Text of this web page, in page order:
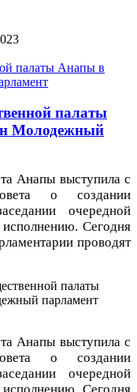
палаты
Молодежный
Анапы выступила с
о создании
очередной
Сегодня
проводят
палаты
парламент
Анапы выступила с
о создании
очередной
Сегодня